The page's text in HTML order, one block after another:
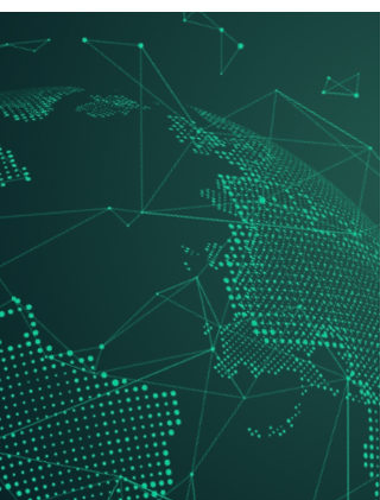
presentó su nueva plataforma
turismo inteligente en España.
La nueva versión de su aplicación móvil y su
plataforma de turismo inteligente, se trata de
ecosistema tecnológico que integra datos en
tiempo real, accesibilidad y digitalización
territorial para transformar la manera en que
destinos gestionan el turismo y en que los
viajeros toman decisiones. Real Travel , la
compañía chilena líder en soluciones
tecnológicas para la gestión turística y la
experiencia del viajero, presentó esta semana
en Madrid, la nueva versión de su